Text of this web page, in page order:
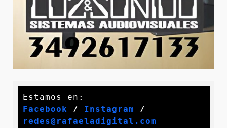
Facebook / Instagram /
redes@rafaeladigital.com